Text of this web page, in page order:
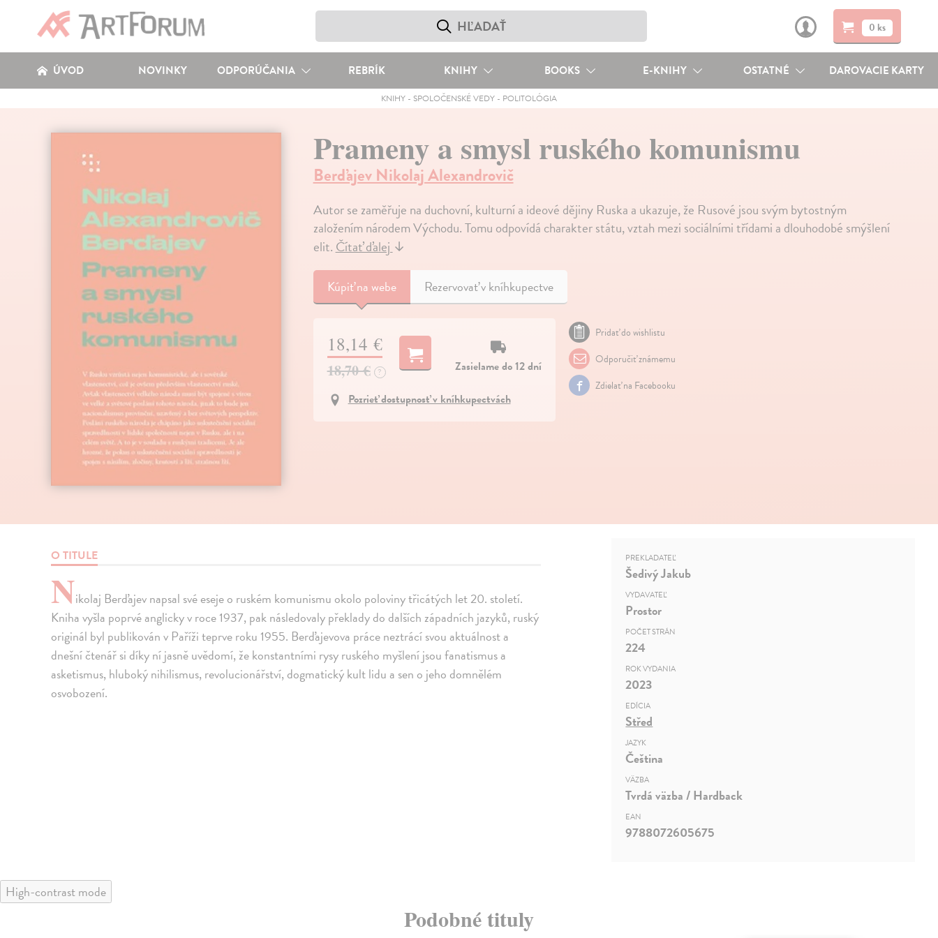
0 ks
ÚVOD NOVINKY ODPORÚČANIA REBRÍK KNIHY BOOKS E-KNIHY OSTATNÉ DAROVACIE KARTY
KNIHY- SPOLOČENSKÉ VEDY- POLITOLÓGIA
Prameny a smysl ruského komunismu
Berďajev Nikolaj Alexandrovič
Autor se zaměřuje na duchovní, kulturní a ideové dějiny Ruska a ukazuje, že Rusové jsou svým bytostným
založením národem Východu. Tomu odpovídá charakter státu, vztah mezi sociálními třídami a dlouhodobé smýšlení
elit.Čítať ďalej↓
Kúpiťna webe Rezervovať v kníhkupectve
18,14 €
18,70 € ?
Zasielame do 12 dní
Pozrieť dostupnosť v kníhkupectvách
Pridať do wishlistu
Odporučiť známemu
Zdielať na Facebooku
O TITULE
Nikolaj Berďajev napsal své eseje o ruském komunismu okolo poloviny třicátých let 20. století.
Kniha vyšla poprvé anglicky v roce 1937, pak následovaly překlady do dalších západních jazyků, ruský
originál byl publikován v Paříži teprve roku 1955. Berďajevova práce neztrácí svou aktuálnost a
dnešní čtenář si díky ní jasně uvědomí, že konstantními rysy ruského myšlení jsou fanatismus a
asketismus, hluboký nihilismus, revolucionářství, dogmatický kult lidu a sen o jeho domnělém
osvobození.
PREKLADATEĽ
Šedivý Jakub
VYDAVATEĽ
Prostor
POČET STRÁN
224
ROK VYDANIA
2023
EDÍCIA
Střed
JAZYK
Čeština
VÄZBA
Tvrdá väzba / Hardback
EAN
9788072605675
High-contrast mode
Podobné tituly